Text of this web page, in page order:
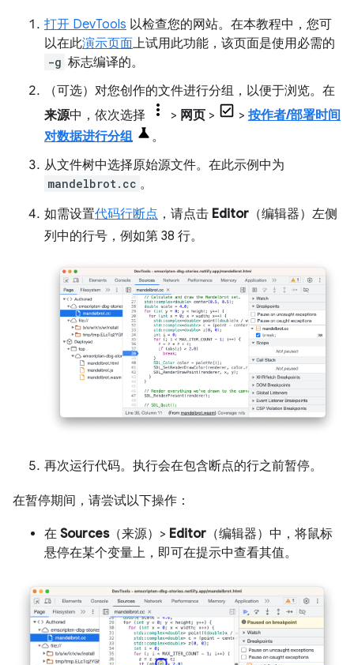
打开 DevTools 以检查您的网站。在本教程中，您可
以在此演示页面上试用此功能，该页面是使用必需的
-g 标志编译的。
（可选）对您创作的文件进行分组，以便于浏览。在
来源中，依次选择 > 网页 > > 按作者/部署时间
对数据进行分组
。
从文件树中选择原始源文件。在此示例中为
mandelbrot.cc 。
如需设置代码行断点 ，请点击 Editor （编辑器）左侧
列中的行号，例如第 38 行。
再次运行代码。执行会在包含断点的行之前暂停。
在暂停期间，请尝试以下操作：
在 Sources（来源）> Editor （编辑器）中，将鼠标
悬停在某个变量上，即可在提示中查看其值。